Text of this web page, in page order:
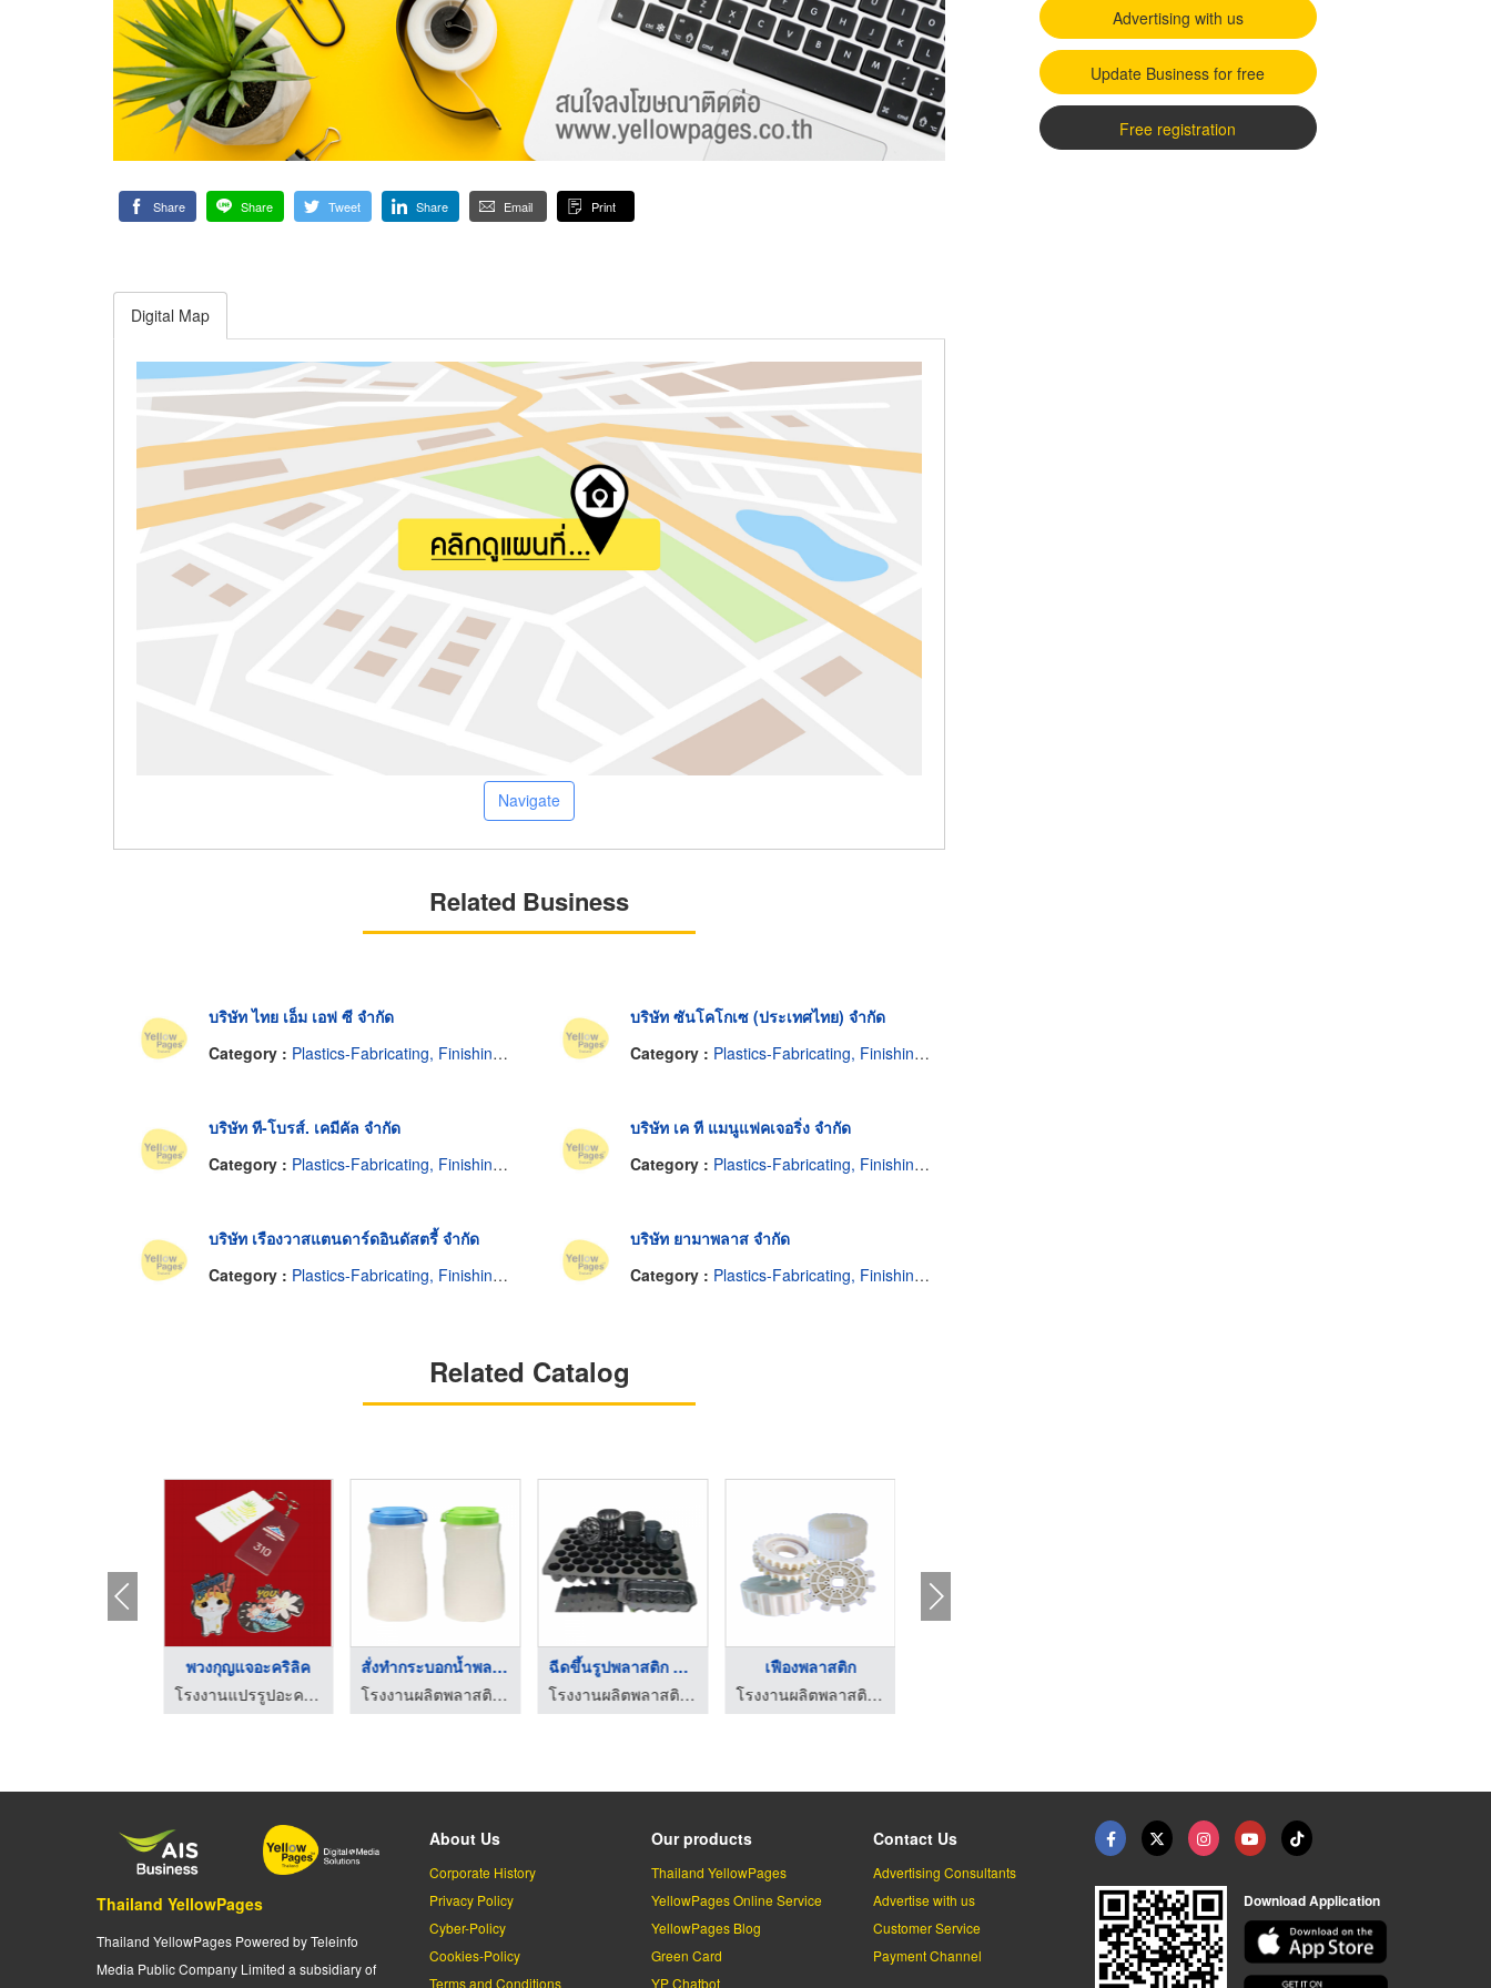
Share Share Tweet Share Email Print
Digital Map
Navigate
Related Business
บริษัท ไทย เอ็ม เอฟ ซี จำกัด
Category : Plastics-Fabricating, Finishing & Decorating
บริษัท ซันโคโกเซ (ประเทศไทย) จำกัด
Category : Plastics-Fabricating, Finishing & Decorating
บริษัท ที-โบรส์. เคมีคัล จำกัด
Category : Plastics-Fabricating, Finishing & Decorating
บริษัท เค ที แมนูแฟคเจอริ่ง จำกัด
Category : Plastics-Fabricating, Finishing & Decorating
บริษัท เรืองวาสแตนดาร์ดอินดัสตรี้ จำกัด
Category : Plastics-Fabricating, Finishing & Decorating
บริษัท ยามาพลาส จำกัด
Category : Plastics-Fabricating, Finishing & Decorating
Related Catalog
พวงกุญแจอะคริลิค
โรงงานแปรรูปอะคริลิค ไทยประกิต
สั่งทำกระบอกน้ำพลาสต ...
โรงงานผลิตพลาสติกขึ้นรูป-ธนกิตพลาสติก
ฉีดขึ้นรูปพลาสติก ชิ ...
โรงงานผลิตพลาสติกขึ้นรูป-ธนกิตพลาสติก
เฟืองพลาสติก
โรงงานผลิตพลาสติกขึ้นรูป-ธนกิตพลาสติก
Advertising with us
Update Business for free
Free registration
Thailand YellowPages
Thailand YellowPages Powered by Teleinfo
Media Public Company Limited a subsidiary of
About Us
Corporate History
Privacy Policy
Cyber-Policy
Cookies-Policy
Terms and Conditions
Our products
Thailand YellowPages
YellowPages Online Service
YellowPages Blog
Green Card
YP Chatbot
Contact Us
Advertising Consultants
Advertise with us
Customer Service
Payment Channel
Download Application